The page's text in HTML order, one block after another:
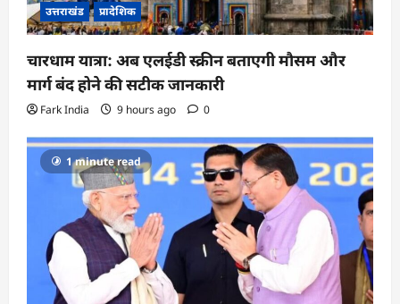
उत्तराखंड प्रादेशिक
चारधाम यात्रा: अब एलईडी स्क्रीन बताएगी मौसम और
मार्ग बंद होने की सटीक जानकारी
Fark India 9 hours ago 0
1 minute read